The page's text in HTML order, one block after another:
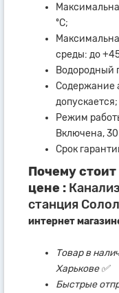
ºC;
среды: до +45
Водородный
Содержание
допускается;
Режим
Включена,
Срок
Почему
цене :
станция
интернет
Товар в
Харькове ✅
Быстрые